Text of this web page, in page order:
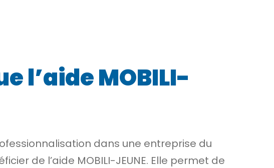
l’aide MOBILI-
dans une entreprise du
de l’aide MOBILI-JEUNE. Elle permet de